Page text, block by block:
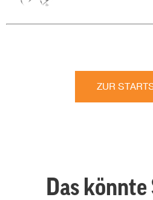
ZUR
Das könnte